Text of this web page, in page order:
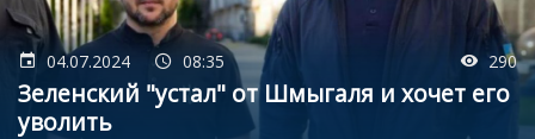
04.07.2024 08:35 290
Зеленский "устал" от Шмыгаля и хочет его
уволить